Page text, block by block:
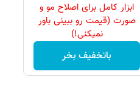
ابزار کامل برای اصلاح مو و
صورت (قیمت رو ببینی باور
نمیکنی!)
باتخفیف بخر